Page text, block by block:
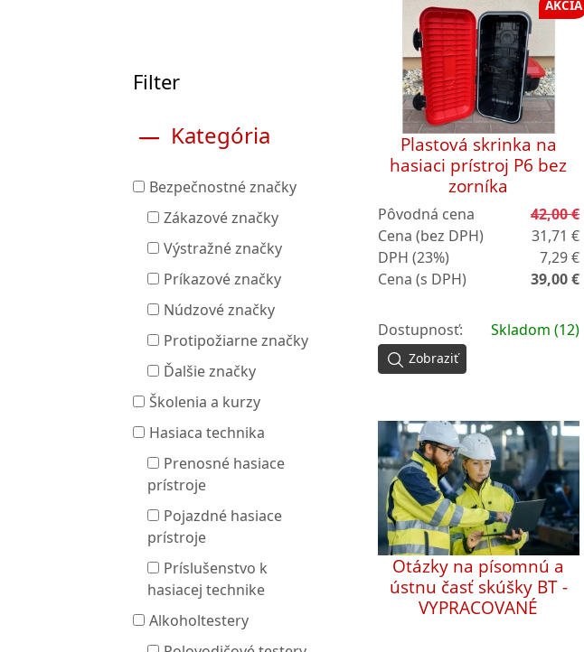
Filter
Kategória
Bezpečnostné značky
Zákazové značky
Výstražné značky
Príkazové značky
Núdzové značky
Protipožiarne značky
Ďalšie značky
Školenia a kurzy
Hasiaca technika
Prenosné hasiace
prístroje
Pojazdné hasiace
prístroje
Príslušenstvo k
hasiacej technike
Alkoholtestery
AKCIA
Plastová skrinka na
hasiaci prístroj P6 bez
zorníka
Pôvodná cena
42,00 €
Cena (bez DPH)
31,71 €
DPH (23%)
7,29 €
Cena (s DPH)
39,00 €
Dostupnosť: Skladom (12)
Zobraziť
Otázky na písomnú a
ústnu časť skúšky BT -
VYPRACOVANÉ